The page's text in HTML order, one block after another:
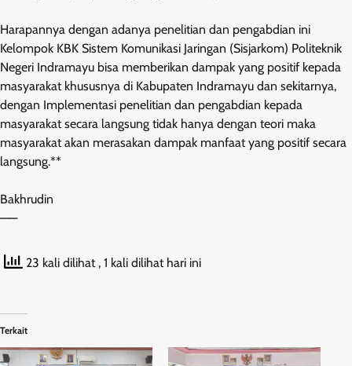
Harapannya dengan adanya penelitian dan pengabdian ini
Kelompok KBK Sistem Komunikasi Jaringan (Sisjarkom) Politeknik
Negeri Indramayu bisa memberikan dampak yang positif kepada
masyarakat khususnya di Kabupaten Indramayu dan sekitarnya,
dengan Implementasi penelitian dan pengabdian kepada
masyarakat secara langsung tidak hanya dengan teori maka
masyarakat akan merasakan dampak manfaat yang positif secara
langsung.**
Bakhrudin
——
23 kali dilihat , 1 kali dilihat hari ini
Terkait